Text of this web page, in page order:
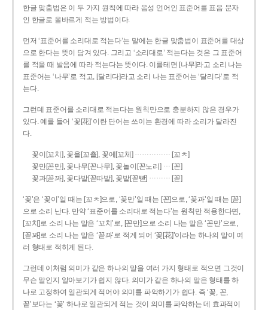
한글 맞춤법은 이 두 가지 원칙에 따라 음성 언어인 표준어를 표음 문자
인 한글로 올바르게 적는 방법이다.
먼저 ‘표준어를 소리대로 적는다’는 말에는 한글 맞춤법이 표준어를 대상
으로 한다는 뜻이 담겨 있다. 그리고 ‘소리대로’ 적는다는 것은 그 표준어
를 적을 때 발음에 따라 적는다는 뜻이다. 이를테면 [나무]라고 소리 나는
표준어는 ‘나무’로 적고, [달리다]라고 소리 나는 표준어는 ‘달리다’로 적
는다.
그런데 표준어를 소리대로 적는다는 원칙만으로 충분하지 않은 경우가
있다. 예를 들어 ‘꽃[花]’이란 단어는 쓰이는 환경에 따라 소리가 달라진
다.
꽃이[꼬치], 꽃을[꼬츨], 꽃에[꼬체] …………… [꼬ㅊ]
꽃만[꼰만], 꽃나무[꼰나무], 꽃놀이[꼰노리] … [꼰]
꽃과[꼳꽈], 꽃다발[꼳따발], 꽃밭[꼳빧] ……… [꼳]
‘꽃’은 ‘꽃이’일 때는 [꼬ㅊ]으로, ‘꽃만’일 때는 [꼰]으로, ‘꽃과’일 때는 [꼳]
으로 소리 난다. 만약 ‘표준어를 소리대로 적는다’는 원칙만 적용한다면,
[꼬치]로 소리 나는 말은 ‘꼬치’로, [꼰만]으로 소리 나는 말은 ‘꼰만’으로,
[꼳꽈]로 소리 나는 말은 ‘꼳꽈’로 적게 되어 ‘꽃[花]’이라는 하나의 말이 여
러 형태로 적히게 된다.
그런데 이처럼 의미가 같은 하나의 말을 여러 가지 형태로 적으면 그것이
무슨 말인지 알아보기가 쉽지 않다. 의미가 같은 하나의 말은 형태를 하
나로 고정하여 일관되게 적어야 의미를 파악하기가 쉽다. 즉 ‘꽃, 꼰,
꼳’보다는 ‘꽃’ 하나로 일관되게 적는 것이 의미를 파악하는 데 효과적이